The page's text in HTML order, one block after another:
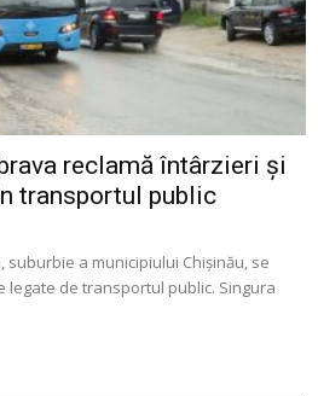
reclamă întârzieri și
transportul public
suburbie a municipiului Chișinău, se
legate de transportul public. Singura